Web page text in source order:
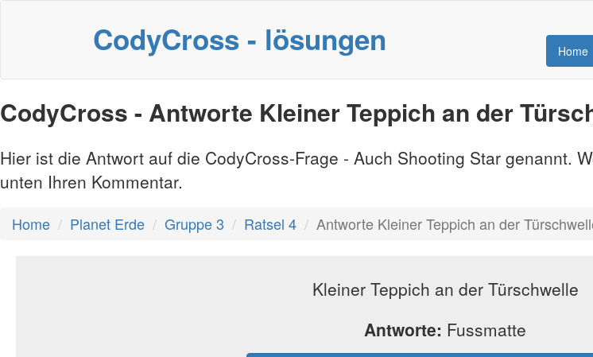
CodyCross - lösungen Home
CodyCross - Antworte Kleiner Teppich an der
Hier ist die Antwort auf die CodyCross-Frage - Auch Shooting Star genannt.
unten Ihren Kommentar.
Home Planet Erde Gruppe 3 Ratsel 4 Antworte Kleiner Teppich an der
Kleiner Teppich an der Türschwelle
Antworte: Fussmatte